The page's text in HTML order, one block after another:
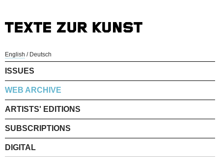
English / Deutsch
ISSUES
WEB ARCHIVE
ARTISTS' EDITIONS
SUBSCRIPTIONS
DIGITAL